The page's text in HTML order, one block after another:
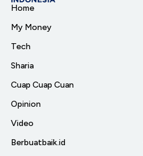
Home
My Money
Tech
Sharia
Cuap Cuap Cuan
Opinion
Video
Berbuatbaik.id